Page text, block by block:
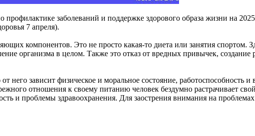
заболеваний и поддержке здорового образа жизни на
7 апреля).
компонентов. Это не просто какая-то диета или занятия
организма в целом. Также это отказ от вредных привычек, создание
него зависит физическое и моральное состояние, работоспособность
отношения к своему питанию человек бездумно растрачивает
и проблемы здравоохранения. Для заострения внимания на